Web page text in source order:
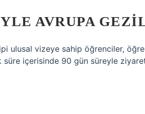
AVRUPA
ulusal vizeye sahip öğrenciler,
içerisinde 90 gün süreyle